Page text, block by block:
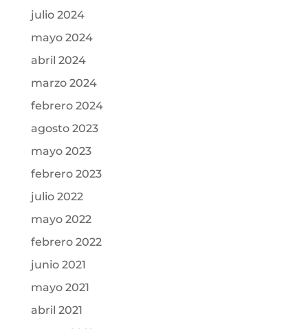
julio 2024
mayo 2024
abril 2024
marzo 2024
febrero 2024
agosto 2023
mayo 2023
febrero 2023
julio 2022
mayo 2022
febrero 2022
junio 2021
mayo 2021
abril 2021